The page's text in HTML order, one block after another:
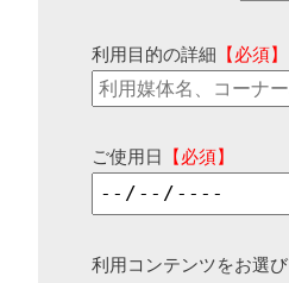
利用目的の詳細 【必須】
ご使用日 【必須】
利用コンテンツをお選